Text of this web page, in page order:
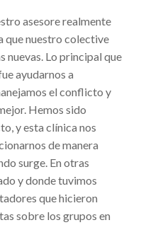
asesore realmente
que nuestro colective
nuevas. Lo principal que
ayudarnos a
el conflicto y
Hemos sido
y esta clínica nos
de manera
surge. En otras
y donde tuvimos
que hicieron
sobre los grupos en